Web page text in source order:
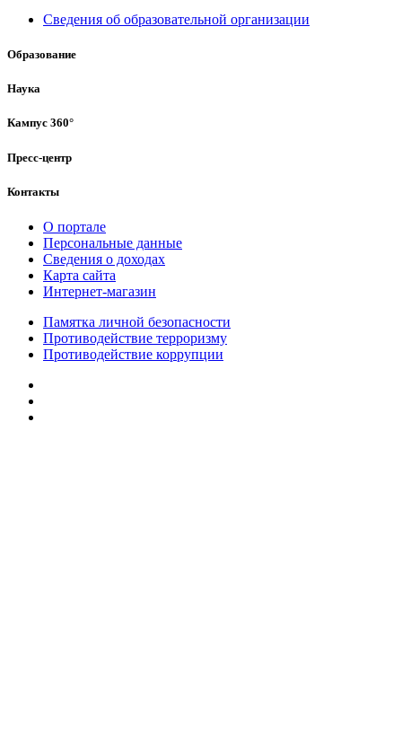
Сведения об образовательной организации
Образование
Наука
Кампус 360°
Пресс-центр
Контакты
О портале
Персональные данные
Сведения о доходах
Карта сайта
Интернет-магазин
Памятка личной безопасности
Противодействие терроризму
Противодействие коррупции